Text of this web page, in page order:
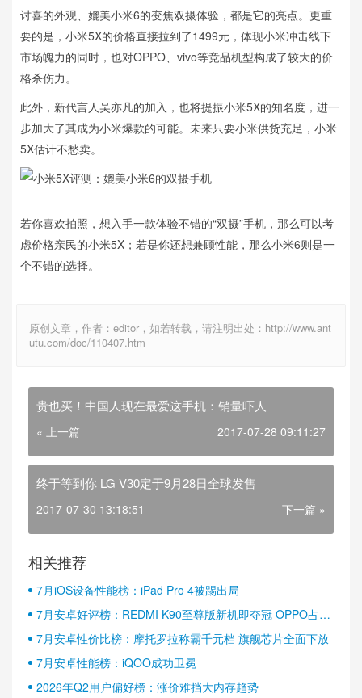
讨喜的外观、媲美小米6的变焦双摄体验，都是它的亮点。更重
要的是，小米5X的价格直接拉到了1499元，体现小米冲击线下
市场魄力的同时，也对OPPO、vivo等竞品机型构成了较大的价
格杀伤力。
此外，新代言人吴亦凡的加入，也将提振小米5X的知名度，进一
步加大了其成为小米爆款的可能。未来只要小米供货充足，小米
5X估计不愁卖。
若你喜欢拍照，想入手一款体验不错的“双摄”手机，那么可以考
虑价格亲民的小米5X；若是你还想兼顾性能，那么小米6则是一
个不错的选择。
原创文章，作者：editor，如若转载，请注明出处：http://www.ant
utu.com/doc/110407.htm
贵也买！中国人现在最爱这手机：销量吓人
« 上一篇 2017-07-28 09:11:27
终于等到你 LG V30定于9月28日全球发售
2017-07-30 13:18:51 下一篇 »
相关推荐
7月iOS设备性能榜：iPad Pro 4被踢出局
7月安卓好评榜：REDMI K90至尊版新机即夺冠 OPPO占据
半壁江山
7月安卓性价比榜：摩托罗拉称霸千元档 旗舰芯片全面下放
7月安卓性能榜：iQOO成功卫冕
2026年Q2用户偏好榜：涨价难挡大内存趋势